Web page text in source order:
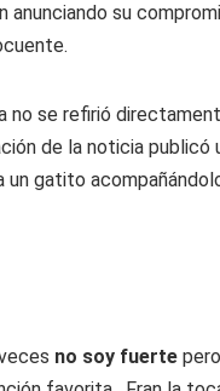
anunciando su
no se refirió
de la noticia publicó
un gatito
no soy fuerte